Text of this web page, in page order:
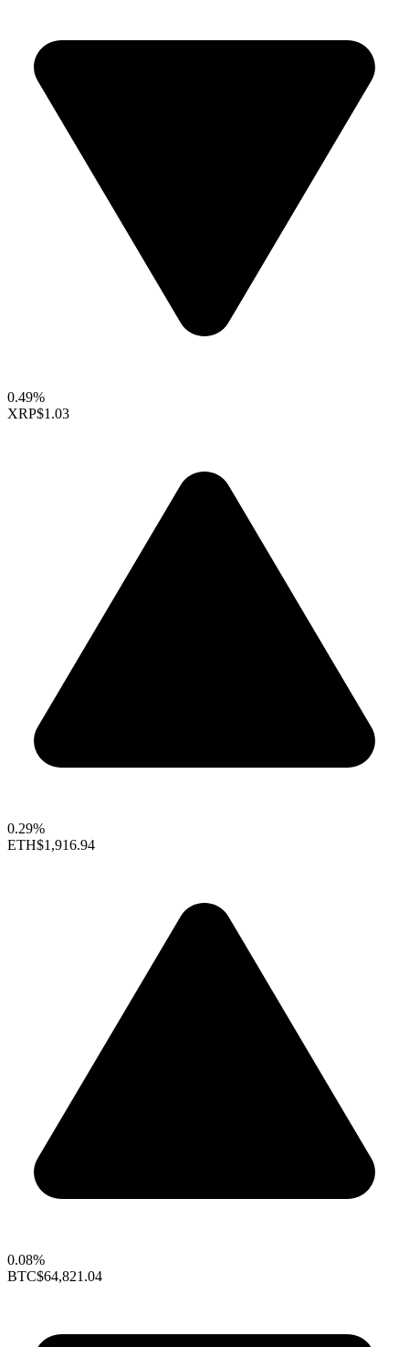
0.49%
XRP$1.03
0.29%
ETH$1,916.94
0.08%
BTC$64,821.04